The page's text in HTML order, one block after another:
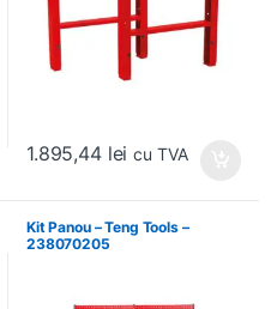
1.895,44 lei cu TVA
Kit Panou – Teng Tools –
238070205